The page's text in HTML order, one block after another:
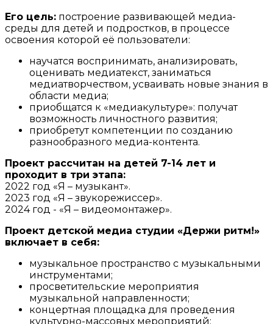
Его цель: построение развивающей медиа-
среды для детей и подростков, в процессе
освоения которой её пользователи:
научатся воспринимать, анализировать,
оценивать медиатекст, заниматься
медиатворчеством, усваивать новые знания в
области медиа;
приобщатся к «медиакультуре»: получат
возможность личностного развития;
приобретут компетенции по созданию
разнообразного медиа-контента.
Проект рассчитан на детей 7-14 лет и
проходит в три этапа:
2022 год «Я – музыкант».
2023 год «Я – звукорежиссер».
2024 год - «Я – видеомонтажер».
Проект детской медиа студии «Держи ритм!»
включает в себя:
музыкальное пространство с музыкальными
инструментами;
просветительские мероприятия
музыкальной направленности;
концертная площадка для проведения
культурно-массовых мероприятий;